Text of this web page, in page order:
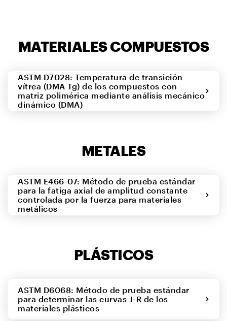
MATERIALES COMPUESTOS
ASTM D7028: Temperatura de transición
vítrea (DMA Tg) de los compuestos con
matriz polimérica mediante análisis mecánico
dinámico (DMA)
METALES
ASTM E466-07: Método de prueba estándar
para la fatiga axial de amplitud constante
controlada por la fuerza para materiales
metálicos
PLÁSTICOS
ASTM D6068: Método de prueba estándar
para determinar las curvas J-R de los
materiales plásticos